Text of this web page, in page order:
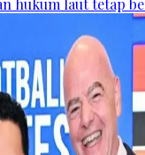
hukum laut tetap